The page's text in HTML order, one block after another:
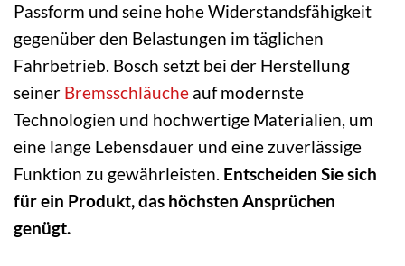
Passform und seine hohe Widerstandsfähigkeit
gegenüber den Belastungen im täglichen
Fahrbetrieb. Bosch setzt bei der Herstellung
seiner Bremsschläuche auf modernste
Technologien und hochwertige Materialien, um
eine lange Lebensdauer und eine zuverlässige
Funktion zu gewährleisten. Entscheiden Sie sich
für ein Produkt, das höchsten Ansprüchen
genügt.